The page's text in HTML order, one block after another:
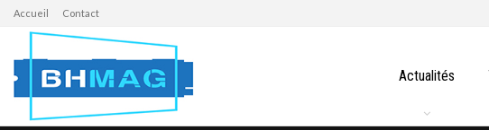
Accueil Contact
Actualités